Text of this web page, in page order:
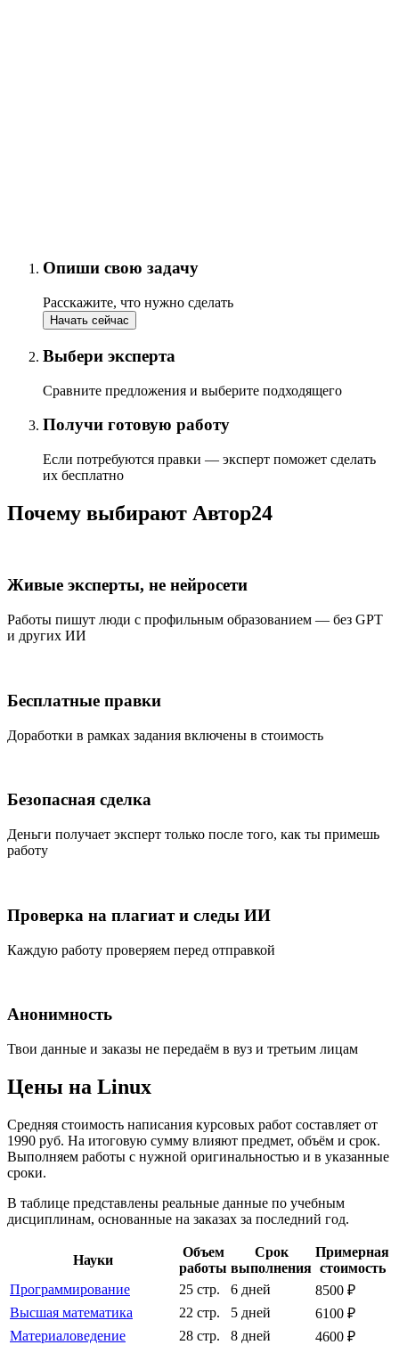
Опиши свою задачу
Расскажите, что нужно сделать
Начать сейчас
Выбери эксперта
Сравните предложения и выберите подходящего
Получи готовую работу
Если потребуются правки — эксперт поможет сделать
их бесплатно
Почему выбирают Автор24
Живые эксперты, не нейросети
Работы пишут люди с профильным образованием — без GPT
и других ИИ
Бесплатные правки
Доработки в рамках задания включены в стоимость
Безопасная сделка
Деньги получает эксперт только после того, как ты примешь
работу
Проверка на плагиат и следы ИИ
Каждую работу проверяем перед отправкой
Анонимность
Твои данные и заказы не передаём в вуз и третьим лицам
Цены на Linux
Средняя стоимость написания курсовых работ составляет от
1990 руб. На итоговую сумму влияют предмет, объём и срок.
Выполняем работы с нужной оригинальностью и в указанные
сроки.
В таблице представлены реальные данные по учебным
дисциплинам, основанные на заказах за последний год.
Науки
Объем
работы
Срок
выполнения
Примерная
стоимость
Программирование
25 стр. 6 дней
8500 ₽
Высшая математика
22 стр. 5 дней
6100 ₽
Материаловедение
28 стр. 8 дней
4600 ₽